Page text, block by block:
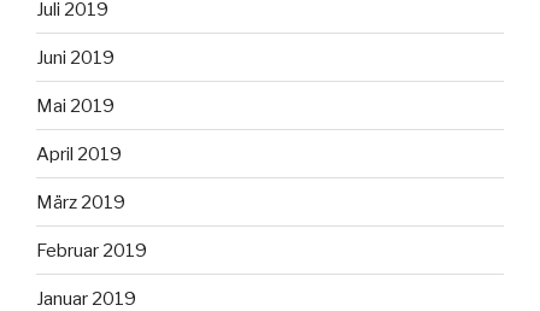
Juli 2019
Juni 2019
Mai 2019
April 2019
März 2019
Februar 2019
Januar 2019